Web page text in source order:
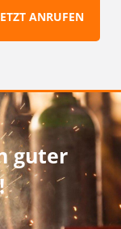
ANRUFEN
guter